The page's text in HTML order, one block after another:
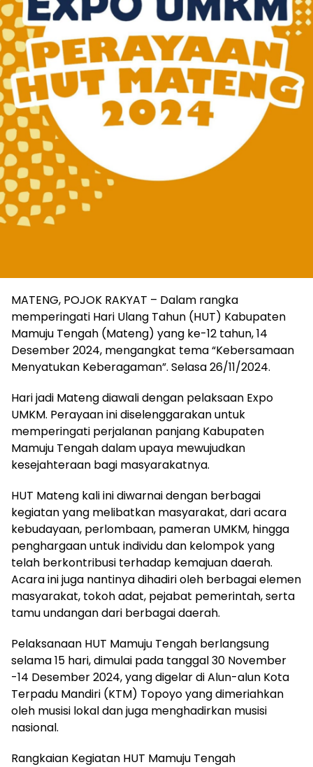
MATENG, POJOK RAKYAT – Dalam rangka
memperingati Hari Ulang Tahun (HUT) Kabupaten
Mamuju Tengah (Mateng) yang ke-12 tahun, 14
Desember 2024, mengangkat tema “Kebersamaan
Menyatukan Keberagaman”. Selasa 26/11/2024.
Hari jadi Mateng diawali dengan pelaksaan Expo
UMKM. Perayaan ini diselenggarakan untuk
memperingati perjalanan panjang Kabupaten
Mamuju Tengah dalam upaya mewujudkan
kesejahteraan bagi masyarakatnya.
HUT Mateng kali ini diwarnai dengan berbagai
kegiatan yang melibatkan masyarakat, dari acara
kebudayaan, perlombaan, pameran UMKM, hingga
penghargaan untuk individu dan kelompok yang
telah berkontribusi terhadap kemajuan daerah.
Acara ini juga nantinya dihadiri oleh berbagai elemen
masyarakat, tokoh adat, pejabat pemerintah, serta
tamu undangan dari berbagai daerah.
Pelaksanaan HUT Mamuju Tengah berlangsung
selama 15 hari, dimulai pada tanggal 30 November
-14 Desember 2024, yang digelar di Alun-alun Kota
Terpadu Mandiri (KTM) Topoyo yang dimeriahkan
oleh musisi lokal dan juga menghadirkan musisi
nasional.
Rangkaian Kegiatan HUT Mamuju Tengah